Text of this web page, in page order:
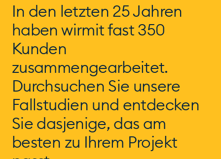
In den letzten 25 Jahren
haben wirmit fast 350
Kunden
zusammengearbeitet.
Durchsuchen Sie unsere
Fallstudien und entdecken
Sie dasjenige, das am
besten zu Ihrem Projekt